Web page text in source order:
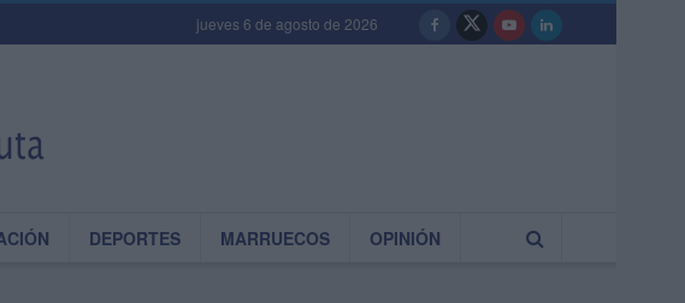
jueves 6 de agosto de 2026
DEPORTES MARRUECOS OPINIÓN